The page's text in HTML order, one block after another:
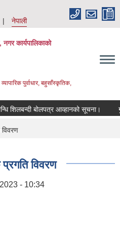
नेपाली
कार्यपालिकाको
पुर्वाधार, बहुसाँस्कृतिक,
लिलाम बिक्री सम्बन्धि शिलबन्दी बोलपत्र आव्हानको सूचना।
विवरण
- 10:34